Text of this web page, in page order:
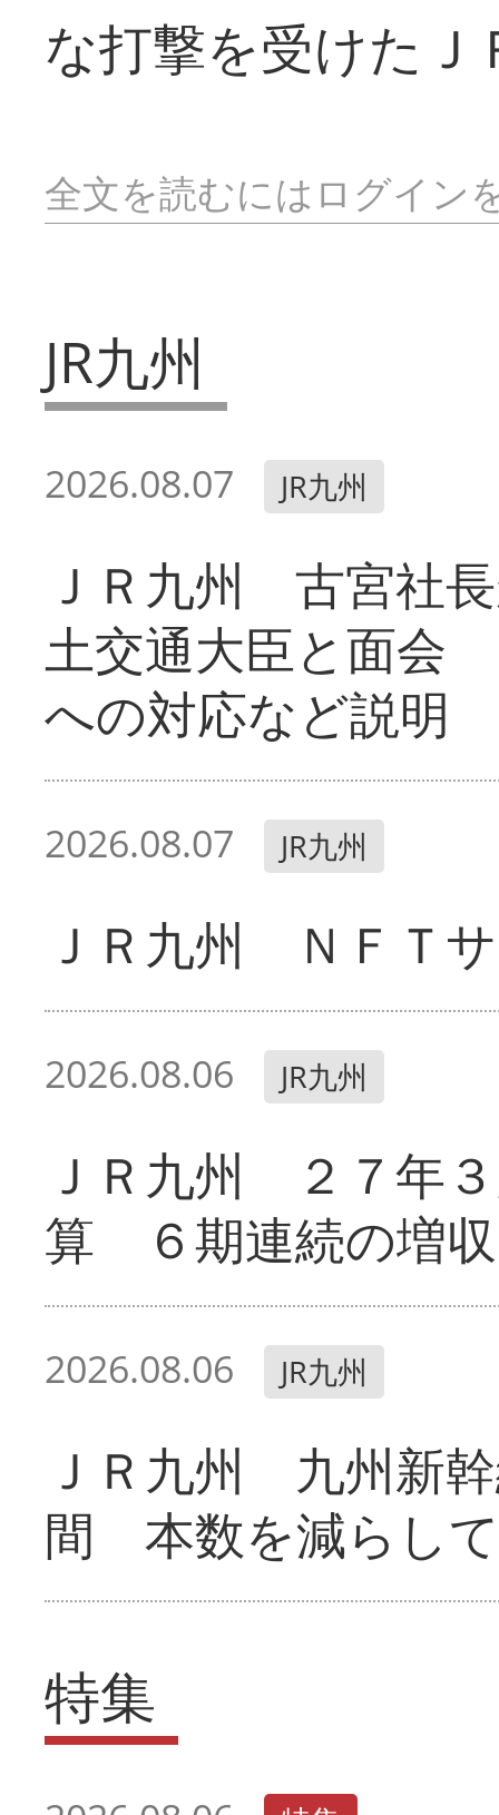
な打撃を受けたＪ
全文を読むにはログイン
JR九州
2026.08.07 JR九州
ＪＲ九州 古宮社
土交通大臣と面会
への対応など説明
2026.08.07 JR九州
ＪＲ九州 ＮＦＴ
2026.08.06 JR九州
ＪＲ九州 ２７年
算 ６期連続の増収
2026.08.06 JR九州
ＪＲ九州 九州新
間 本数を減らし
特集